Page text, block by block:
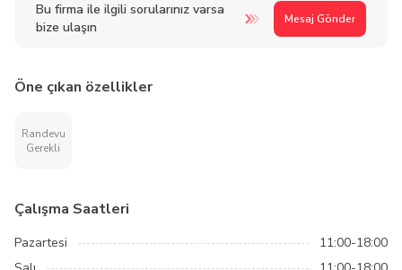
Bu firma ile ilgili sorularınız varsa
bize ulaşın
Mesaj Gönder
Öne çıkan özellikler
Randevu
Gerekli
Çalışma Saatleri
Pazartesi
11:00-18:00